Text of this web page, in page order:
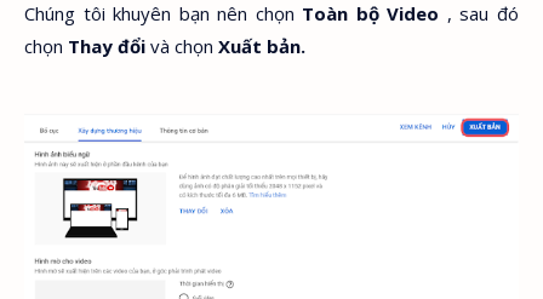
Chúng tôi khuyên bạn nên chọn Toàn bộ Video , sau đó
chọn Thay đổi và chọn Xuất bản.